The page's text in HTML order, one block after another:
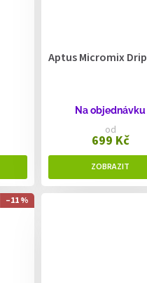
Aptus Micromix Drip
Na objednávku
od
699 Kč
–11 %